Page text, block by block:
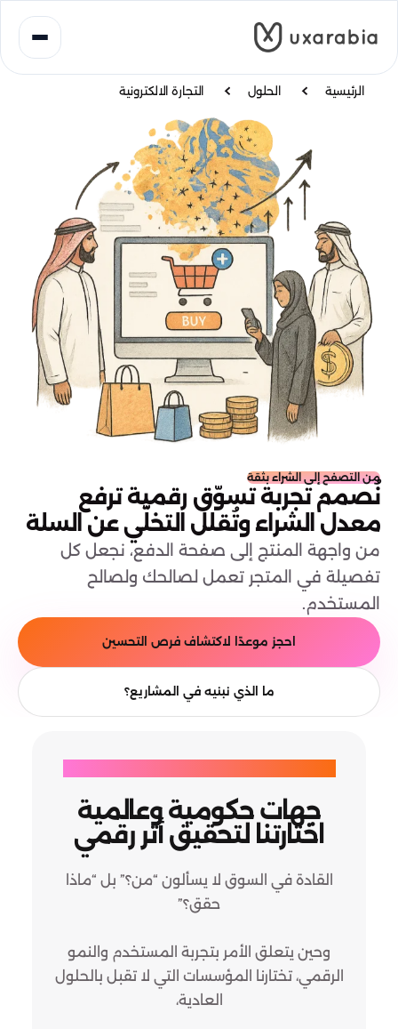
المحتوى
الرئيسية الحلول التجارة الالكترونية
من التصفح إلى الشراء بثقة
نُصمم تجربة تسوّق رقمية ترفع
معدل الشراء وتُقلل التخلّي عن السلة
من واجهة المنتج إلى صفحة الدفع، نجعل كل
تفصيلة في المتجر تعمل لصالحك ولصالح
المستخدم.
احجز موعدًا لاكتشاف فرص التحسين
ما الذي نبنيه في المشاريع؟
جهات حكومية وعالمية
اختارتنا لتحقيق أثر رقمي
القادة في السوق لا يسألون “من؟” بل “ماذا
حقق؟”
وحين يتعلق الأمر بتجربة المستخدم والنمو
الرقمي، تختارنا المؤسسات التي لا تقبل بالحلول
العادية،